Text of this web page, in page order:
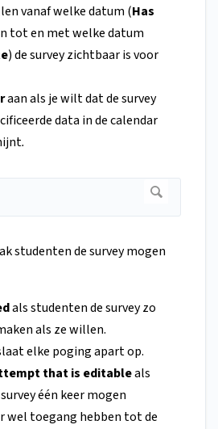
vanaf welke datum (Has
tot en met welke datum
) de survey zichtbaar is voor
aan als je wilt dat de survey
data in de calendar
.
studenten de survey mogen
als studenten de survey zo
als ze willen.
elke poging apart op.
that is editableals
één keer mogen
wel toegang hebben tot de